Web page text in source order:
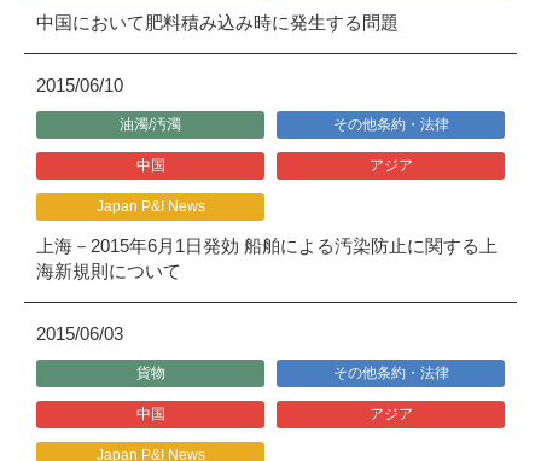
中国において肥料積み込み時に発生する問題
2015/06/10
油濁/汚濁 その他条約・法律
中国 アジア
Japan P&I News
上海－2015年6月1日発効 船舶による汚染防止に関する上
海新規則について
2015/06/03
貨物 その他条約・法律
中国 アジア
Japan P&I News